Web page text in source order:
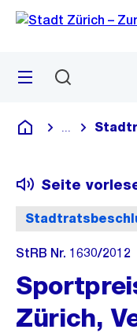
Navigation
Sprunglink
Menü
Deutsch
Blende alle
Seite
StRB Nr. 1630/2012
Zürich,